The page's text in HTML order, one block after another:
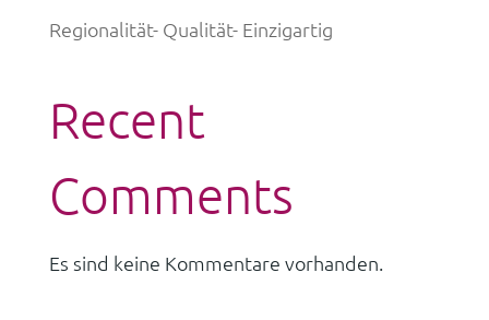
Regionalität- Qualität- Einzigartig
Recent
Comments
Es sind keine Kommentare vorhanden.